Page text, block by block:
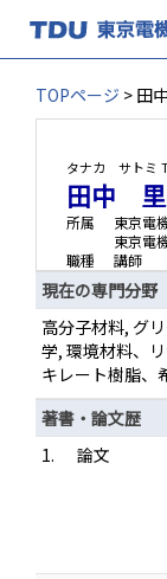
TOPページ > 田
タナカ サトミ
田中
所属
東京電
東京電
職種
講師
現在の専門分野
高分子材料, グ
学, 環境材料、
キレート樹脂、
著書・論文歴
1.
論文